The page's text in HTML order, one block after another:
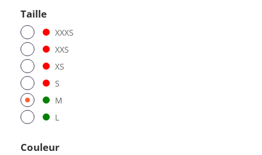
Taille
XXXS
XXS
XS
S
M
L
Couleur